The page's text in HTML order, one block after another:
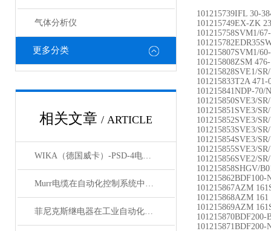
气体分析仪
更多分类
相关文章 / ARTICLE
WIKA（德国威卡）-PSD-4电子压力开关
Murr电缆在自动化控制系统中的应用
菲尼克斯继电器在工业自动化中的作用
101215739IFL 30-
101215749EX-ZK
101215758SVM1/
101215807SVM1/
101215808ZSM
101215828SVE1/
101215833T2A 471-
101215841NDP-70/
101215850SVE3/
101215851SVE3/
101215852SVE3/
101215853SVE3/
101215854SVE3/
101215855SVE3/
101215856SVE2/
101215858SHGV/
101215862BDF100-
101215867AZM
101215868AZM
101215869AZM